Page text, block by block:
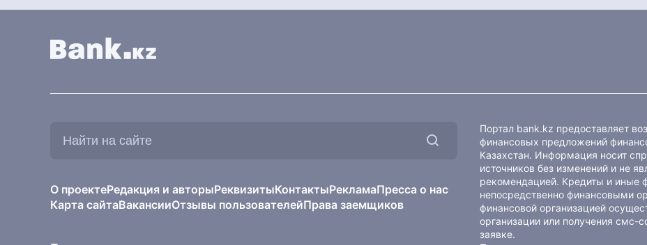
О проектеРедакция и авторыРеквизитыКонтактыРекламаПресса о нас
Карта сайтаВакансииОтзывы пользователейПрава заемщиков
Портал bank.kz предоставляет
финансовых предложений
Казахстан. Информация носит
источников без изменений и не
рекомендацией. Кредиты и иные
непосредственно финансовыми
финансовой организацией
организации или получения смс-
заявке.